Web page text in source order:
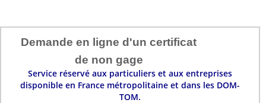
Demande en ligne d'un certificat
de non gage
Service réservé aux particuliers et aux entreprises
disponible en France métropolitaine et dans les DOM-
TOM.